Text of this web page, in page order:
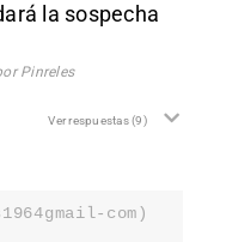
la sospecha
Pinreles
Ver respuestas(9)
com)